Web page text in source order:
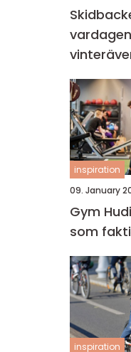
Skidbacke
inspiration
09. January
Gym
som
inspiration